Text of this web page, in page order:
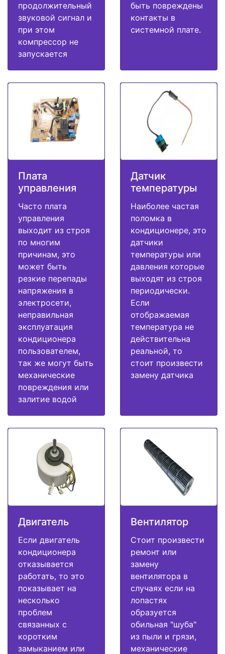
продолжительный
звуковой сигнал и
при этом
компрессор не
запускается
быть повреждены
контакты в
системной плате.
Плата
управления
Часто плата
управления
выходит из строя
по многим
причинам, это
может быть
резкие перепады
напряжения в
электросети,
неправильная
эксплуатация
кондиционера
пользователем,
так же могут быть
механические
повреждения или
залитие водой
Датчик
температуры
Наиболее частая
поломка в
кондиционере, это
датчики
температуры или
давления которые
выходят из строя
периодически.
Если
отображаемая
температура не
действительна
реальной, то
стоит произвести
замену датчика
Двигатель
Если двигатель
кондиционера
отказывается
работать, то это
показывает на
несколько
проблем
связанных с
коротким
замыканием или
Вентилятор
Стоит произвести
ремонт или
замену
вентилятора в
случаях если на
лопастях
образуется
обильная "шуба"
из пыли и грязи,
механические